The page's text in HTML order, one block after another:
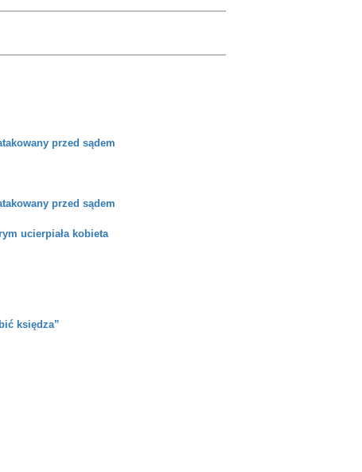
przed sądem
przed sądem
ucierpiała kobieta
księdza”